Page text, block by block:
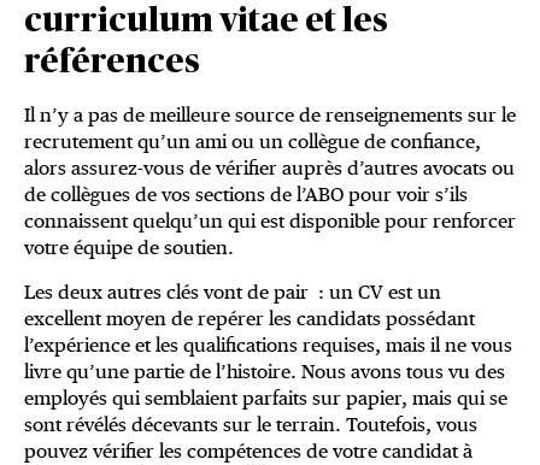
curriculum vitae et les
références
Il n’y a pas de meilleure source de renseignements sur le
recrutement qu’un ami ou un collègue de confiance,
alors assurez-vous de vérifier auprès d’autres avocats ou
de collègues de vos sections de l’ABO pour voir s’ils
connaissent quelqu’un qui est disponible pour renforcer
votre équipe de soutien.
Les deux autres clés vont de pair : un CV est un
excellent moyen de repérer les candidats possédant
l’expérience et les qualifications requises, mais il ne vous
livre qu’une partie de l’histoire. Nous avons tous vu des
employés qui semblaient parfaits sur papier, mais qui se
sont révélés décevants sur le terrain. Toutefois, vous
pouvez vérifier les compétences de votre candidat à